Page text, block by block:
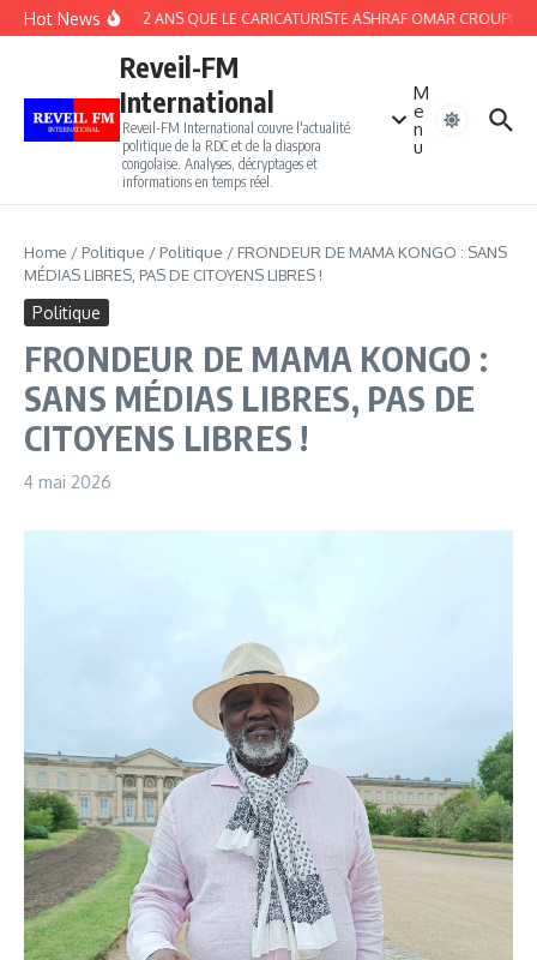
Aller au contenu
Hot NewsEGYPTE : 2 ANS QUE LE CARICATURISTE ASHRAF OMAR CROUPIT
Reveil-FM
International
Reveil-FM International couvre l'actualité
politique de la RDC et de la diaspora
congolaise. Analyses, décryptages et
informations en temps réel.
M
e
n
u
Home / Politique / Politique / FRONDEUR DE MAMA KONGO : SANS
MÉDIAS LIBRES, PAS DE CITOYENS LIBRES !
Politique
FRONDEUR DE MAMA KONGO :
SANS MÉDIAS LIBRES, PAS DE
CITOYENS LIBRES !
4 mai 2026